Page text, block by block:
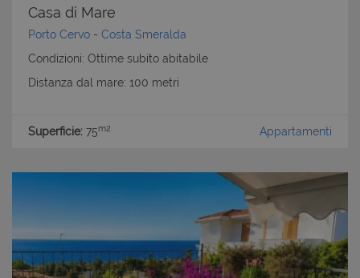
Casa di Mare
Porto Cervo - Costa Smeralda
Condizioni: Ottime subito abitabile
Distanza dal mare: 100 metri
Superficie: 75m2 Appartamenti